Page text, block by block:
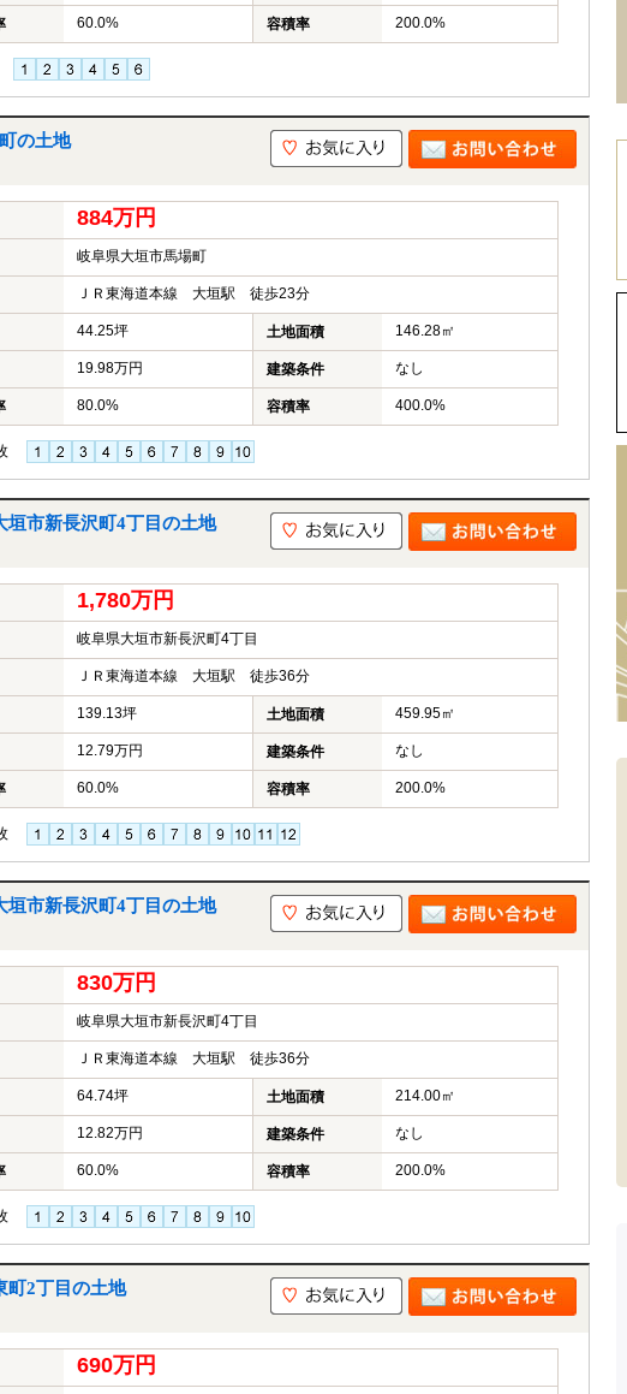
60.0% 容積率 200.0%
の土地
884万円
岐阜県大垣市馬場町
ＪＲ東海道本線 大垣駅 徒歩23分
44.25坪 土地面積 146.28㎡
19.98万円 建築条件 なし
80.0% 容積率 400.0%
市新長沢町4丁目の土地
1,780万円
岐阜県大垣市新長沢町4丁目
ＪＲ東海道本線 大垣駅 徒歩36分
139.13坪 土地面積 459.95㎡
12.79万円 建築条件 なし
60.0% 容積率 200.0%
市新長沢町4丁目の土地
830万円
岐阜県大垣市新長沢町4丁目
ＪＲ東海道本線 大垣駅 徒歩36分
64.74坪 土地面積 214.00㎡
12.82万円 建築条件 なし
60.0% 容積率 200.0%
2丁目の土地
690万円